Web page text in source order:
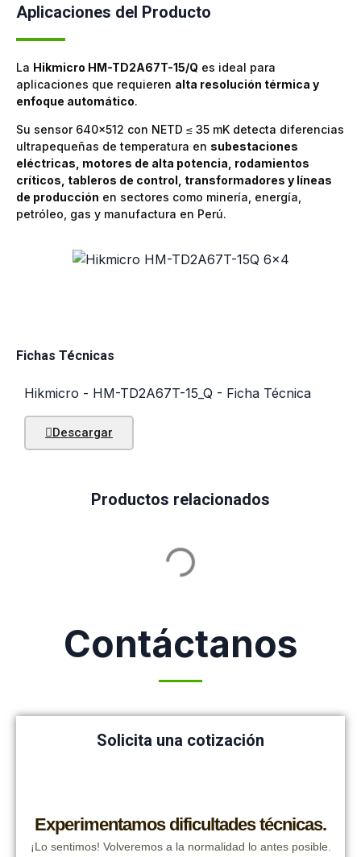
Aplicaciones del Producto
La Hikmicro HM-TD2A67T-15/Q es ideal para
aplicaciones que requieren alta resolución térmica y
enfoque automático.
Su sensor 640×512 con NETD ≤ 35 mK detecta diferencias
ultrapequeñas de temperatura en subestaciones
eléctricas, motores de alta potencia, rodamientos
críticos, tableros de control, transformadores y líneas
de producción en sectores como minería, energía,
petróleo, gas y manufactura en Perú.
Fichas Técnicas
Hikmicro - HM-TD2A67T-15_Q - Ficha Técnica
Descargar
Productos relacionados
Contáctanos
Solicita una cotización